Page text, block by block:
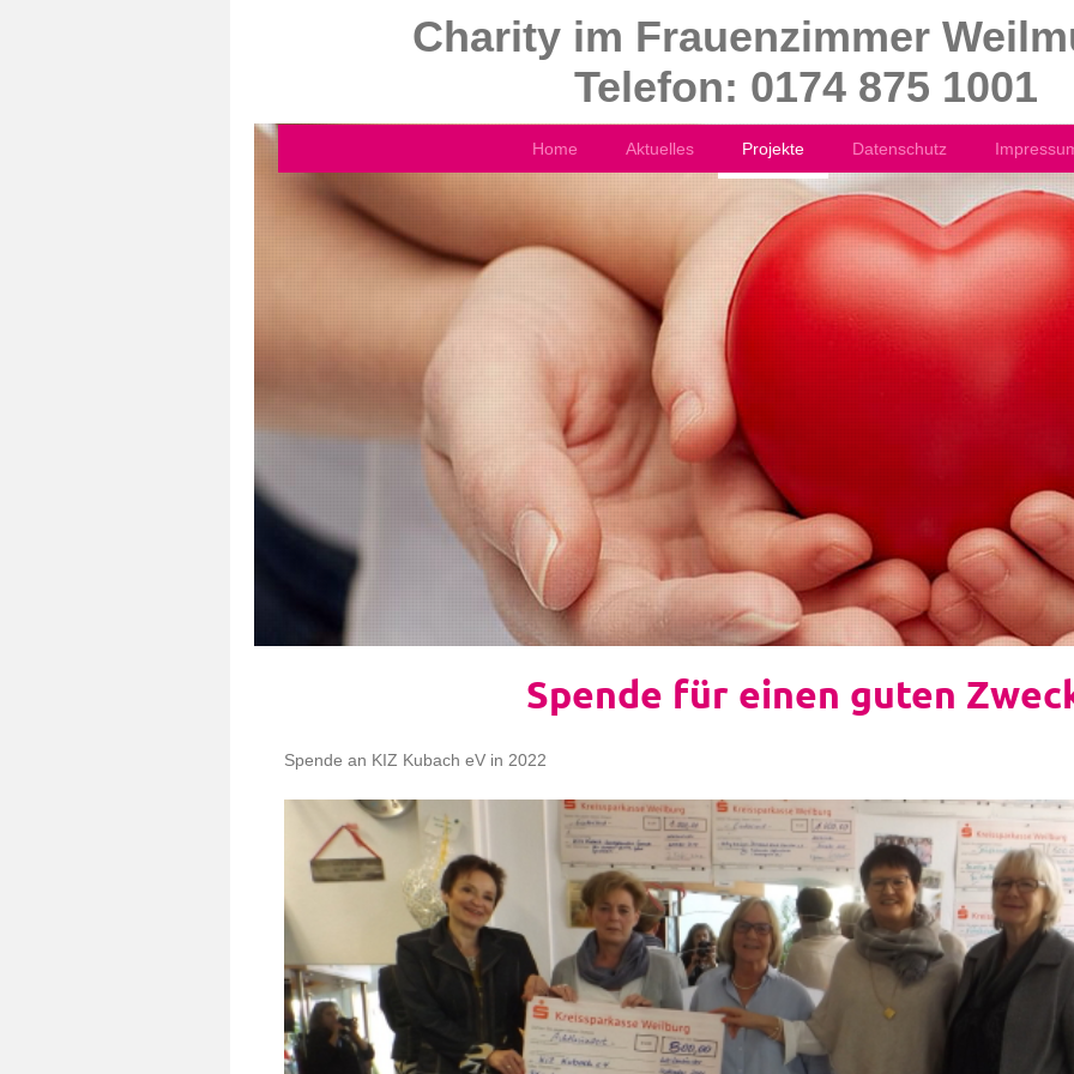
Charity im Frauenzimmer
Telefon: 0174 875 1001
Home Aktuelles Projekte Datenschutz
Spende für einen guten
Spende an KIZ Kubach eV in 2022